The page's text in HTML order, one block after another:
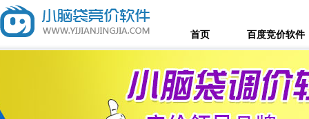
首页 百度竞价软件